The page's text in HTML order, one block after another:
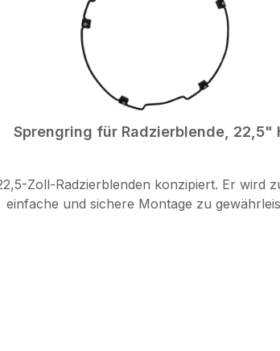
Sprengring für Radzierblende, 22,5"
Zoll-Radzierblenden konzipiert. Er wird
einfache und sichere Montage zu